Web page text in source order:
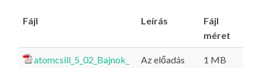
Fájl Leírás
Fájl
méret
atomcsill_5_02_Bajnok_
Az előadás
1 MB